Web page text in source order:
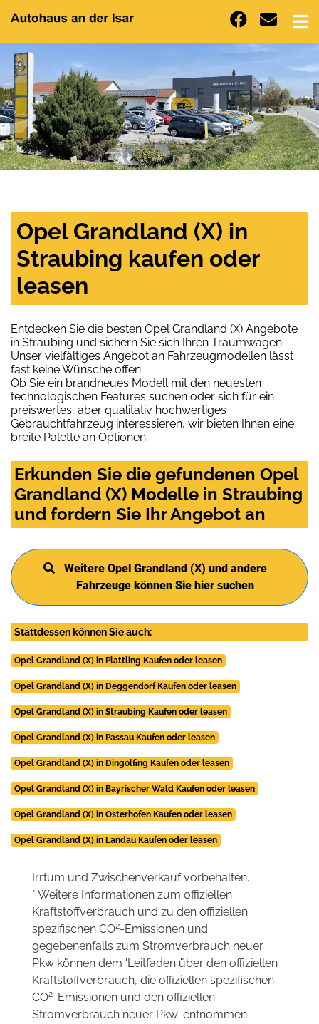
Opel Grandland (X) in
Straubing kaufen oder
leasen
Entdecken Sie die besten Opel Grandland (X) Angebote
in Straubing und sichern Sie sich Ihren Traumwagen.
Unser vielfältiges Angebot an Fahrzeugmodellen lässt
fast keine Wünsche offen.
Ob Sie ein brandneues Modell mit den neuesten
technologischen Features suchen oder sich für ein
preiswertes, aber qualitativ hochwertiges
Gebrauchtfahrzeug interessieren, wir bieten Ihnen eine
breite Palette an Optionen.
Erkunden Sie die gefundenen Opel
Grandland (X) Modelle in Straubing
und fordern Sie Ihr Angebot an
Weitere Opel Grandland (X) und andere
Fahrzeuge können Sie hier suchen
Stattdessen können Sie auch:
Opel Grandland (X) in Plattling Kaufen oder leasen
Opel Grandland (X) in Deggendorf Kaufen oder leasen
Opel Grandland (X) in Straubing Kaufen oder leasen
Opel Grandland (X) in Passau Kaufen oder leasen
Opel Grandland (X) in Dingolfing Kaufen oder leasen
Opel Grandland (X) in Bayrischer Wald Kaufen oder leasen
Opel Grandland (X) in Osterhofen Kaufen oder leasen
Opel Grandland (X) in Landau Kaufen oder leasen
Irrtum und Zwischenverkauf vorbehalten.
* Weitere Informationen zum offiziellen
Kraftstoffverbrauch und zu den offiziellen
spezifischen CO2-Emissionen und
gegebenenfalls zum Stromverbrauch neuer
Pkw können dem 'Leitfaden über den offiziellen
Kraftstoffverbrauch, die offiziellen spezifischen
CO2-Emissionen und den offiziellen
Stromverbrauch neuer Pkw' entnommen